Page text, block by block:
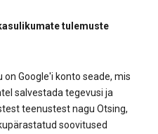
tulemuste
Google'i konto seade, mis
salvestada tegevusi ja
teenustest nagu Otsing,
soovitused